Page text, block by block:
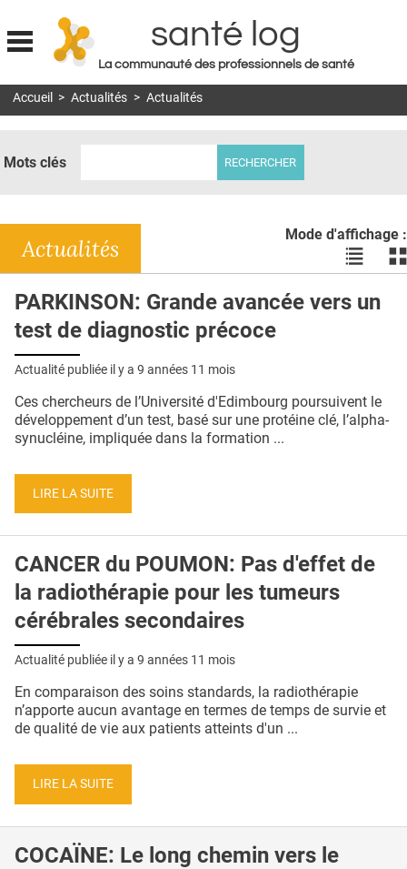
Jump to navigation
santé log
La communauté des professionnels de santé
MON COMPTE
DOSSIERS
RÉSEAUX
E-REVUE SAD
QUI SOMMES-NOUS ?
CONDITIONS GÉNÉRALES
CRÉDITS
Accueil > Actualités > Actualités
Mots clés
Mode d'affichage :
Voir
les
en
les
Actualités
PARKINSON: Grande avancée vers un
test de diagnostic précoce
Actualité publiée il y a 9 années 11 mois
Ces chercheurs de l’Université d'Edimbourg poursuivent le
développement d’un test, basé sur une protéine clé, l’alpha-
synucléine, impliquée dans la formation ...
LIRE LA SUITE
CANCER du POUMON: Pas d'effet de
la radiothérapie pour les tumeurs
cérébrales secondaires
Actualité publiée il y a 9 années 11 mois
En comparaison des soins standards, la radiothérapie
n’apporte aucun avantage en termes de temps de survie et
de qualité de vie aux patients atteints d'un ...
LIRE LA SUITE
COCAÏNE: Le long chemin vers le